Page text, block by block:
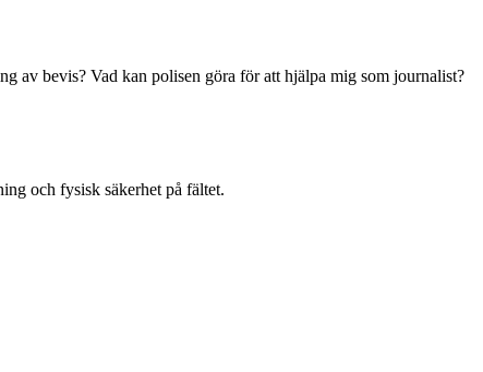
av bevis? Vad kan polisen göra för att hjälpa mig som journalist?
och fysisk säkerhet på fältet.